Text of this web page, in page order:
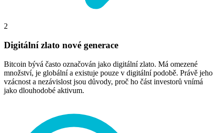
2
Digitální zlato nové generace
Bitcoin bývá často označován jako digitální zlato. Má omezené
množství, je globální a existuje pouze v digitální podobě. Právě jeho
vzácnost a nezávislost jsou důvody, proč ho část investorů vnímá
jako dlouhodobé aktivum.